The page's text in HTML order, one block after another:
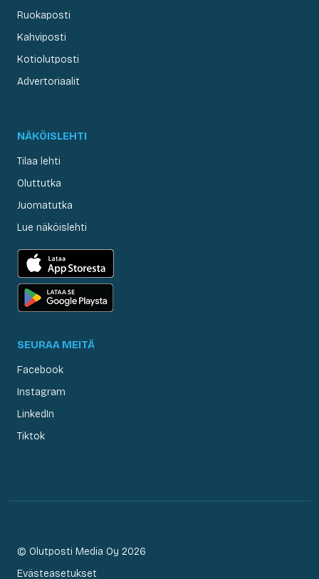
Ruokaposti
Kahviposti
Kotiolutposti
Advertoriaalit
NÄKÖISLEHTI
Tilaa lehti
Oluttutka
Juomatutka
Lue näköislehti
SEURAA MEITÄ
Facebook
Instagram
LinkedIn
Tiktok
© Olutposti Media Oy 2026
Evästeasetukset